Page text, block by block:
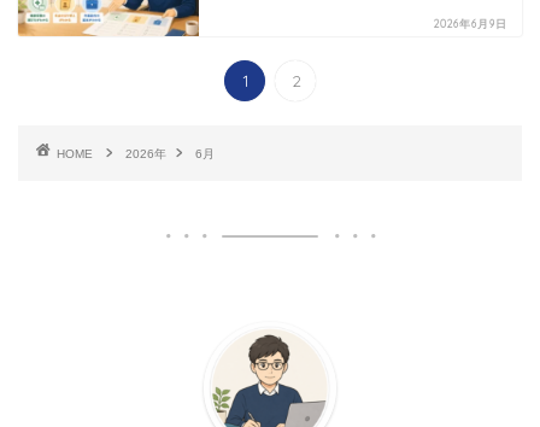
2026年6月9日
1 2
HOME 2026年 6月